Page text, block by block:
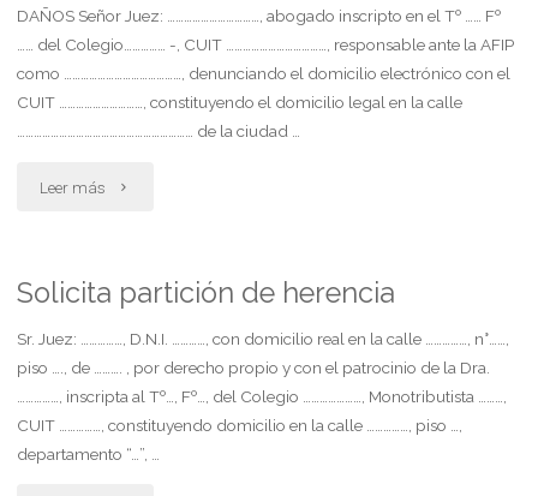
de
riesgo
26.773"
DAÑOS Señor Juez: ……………………………, abogado inscripto en el Tº …… Fº
…… del Colegio…………… -, CUIT ………………………………, responsable ante la AFIP
como ……………………………………, denunciando el domicilio electrónico con el
CUIT …………………………, constituyendo el domicilio legal en la calle
……………………………………………………… de la ciudad …
Leer más "Demanda
despido.
Solicita partición de herencia
Sr. Juez: ……………, D.N.I. …………, con domicilio real en la calle ……………, n°……,
piso …., de ………. , por derecho propio y con el patrocinio de la Dra.
……………, inscripta al Tº…, Fº…, del Colegio …………………, Monotributista ………,
CUIT ……………, constituyendo domicilio en la calle ……………, piso …,
departamento “…”, …